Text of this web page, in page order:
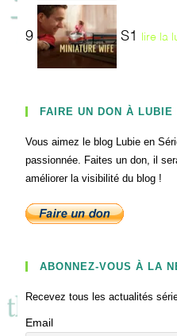
9 S1 lire la
FAIRE UN DON À
Vous aimez le blog Lubie en
passionnée. Faites un don, il
améliorer la visibilité du blog !
ABONNEZ-VOUS À LA
Recevez tous les actualités
Email